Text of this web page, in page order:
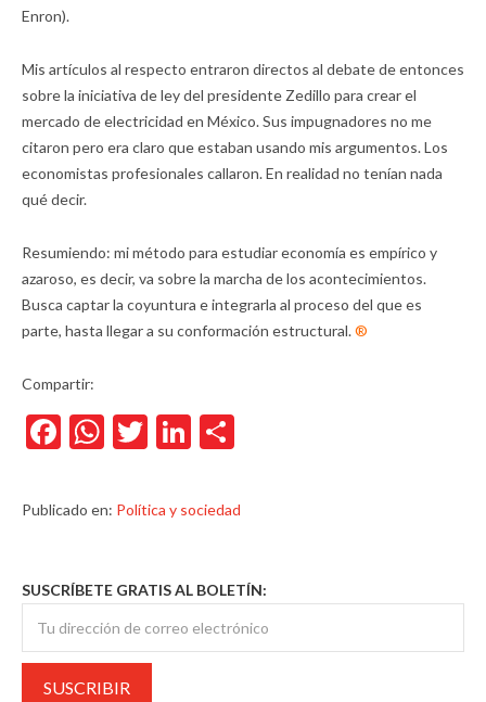
Enron).
Mis artículos al respecto entraron directos al debate de entonces
sobre la iniciativa de ley del presidente Zedillo para crear el
mercado de electricidad en México. Sus impugnadores no me
citaron pero era claro que estaban usando mis argumentos. Los
economistas profesionales callaron. En realidad no tenían nada
qué decir.
Resumiendo: mi método para estudiar economía es empírico y
azaroso, es decir, va sobre la marcha de los acontecimientos.
Busca captar la coyuntura e integrarla al proceso del que es
parte, hasta llegar a su conformación estructural.®
Compartir:
Facebook
WhatsApp
TwitterLinkedIn
Publicado en: Política y sociedad
SUSCRÍBETE GRATIS AL BOLETÍN: